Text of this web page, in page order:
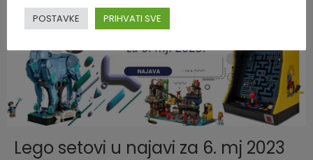
Lego setovi u najavi za 6. mj 2023
POSTAVKE PRIHVATI SVE